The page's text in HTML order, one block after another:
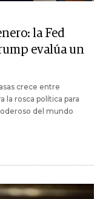
la Fed
evalúa un
crece entre
la rosca política para
del mundo